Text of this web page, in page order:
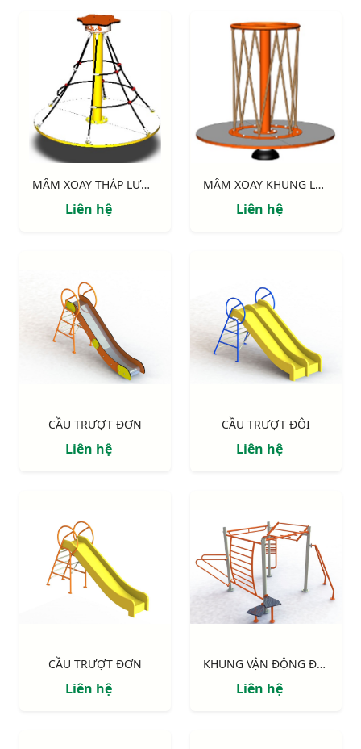
MÂM XOAY THÁP LƯỚI NIK734445T
Liên hệ
MÂM XOAY KHUNG LƯỚI NIK734445L
Liên hệ
CẦU TRƯỢT ĐƠN
Liên hệ
CẦU TRƯỢT ĐÔI
Liên hệ
CẦU TRƯỢT ĐƠN
Liên hệ
KHUNG VẬN ĐỘNG ĐA NĂNG 4 MẶT
Liên hệ